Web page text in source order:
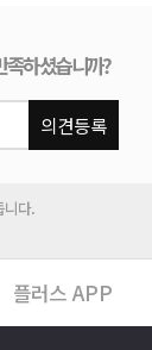
족하셨습니까?
의견등록
니다.
플러스 APP